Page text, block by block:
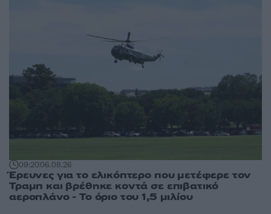
09:2006.08.26
Έρευνες για το ελικόπτερο που μετέφερε τον
Τραμπ και βρέθηκε κοντά σε επιβατικό
αεροπλάνο - Το όριο του 1,5 μιλίου